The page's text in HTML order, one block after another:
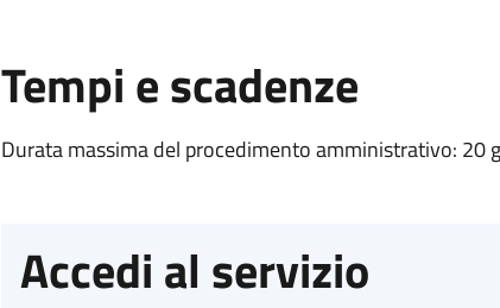
Tempi e scadenze
Durata massima del procedimento amministrativo: 20
Accedi al servizio